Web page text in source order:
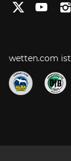
wetten.com